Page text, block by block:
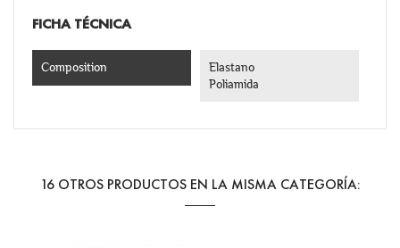
FICHA TÉCNICA
Composition
Elastano
Poliamida
16 OTROS PRODUCTOS EN LA MISMA CATEGORÍA: